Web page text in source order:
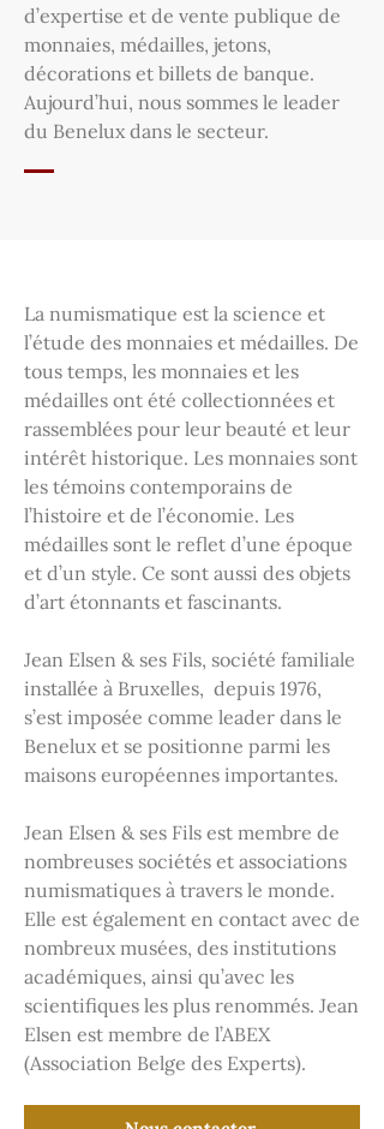
d’expertise et de vente publique de
monnaies, médailles, jetons,
décorations et billets de banque.
Aujourd’hui, nous sommes le leader
du Benelux dans le secteur.
La numismatique est la science et
l’étude des monnaies et médailles. De
tous temps, les monnaies et les
médailles ont été collectionnées et
rassemblées pour leur beauté et leur
intérêt historique. Les monnaies sont
les témoins contemporains de
l’histoire et de l’économie. Les
médailles sont le reflet d’une époque
et d’un style. Ce sont aussi des objets
d’art étonnants et fascinants.
Jean Elsen & ses Fils, société familiale
installée à Bruxelles, depuis 1976,
s’est imposée comme leader dans le
Benelux et se positionne parmi les
maisons européennes importantes.
Jean Elsen & ses Fils est membre de
nombreuses sociétés et associations
numismatiques à travers le monde.
Elle est également en contact avec de
nombreux musées, des institutions
académiques, ainsi qu’avec les
scientifiques les plus renommés. Jean
Elsen est membre de l’ABEX
(Association Belge des Experts).